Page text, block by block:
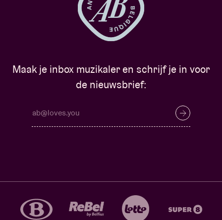
Maak je inbox muzikaler en schrijf je in voor
de nieuwsbrief: